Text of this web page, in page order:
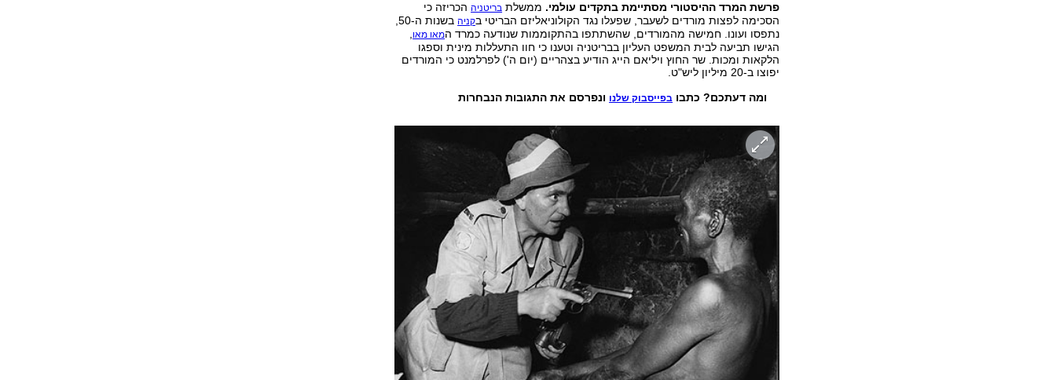
פרשת המרד ההיסטורי מסתיימת בתקדים עולמי. ממשלת בריטניההכריזה כי
הסכימה לפצות מורדים לשעבר, שפעלו נגד הקולוניאליזם הבריטי בקניה
בשנות ה-50,
נתפסו ועונו. חמישה מהמורדים, שהשתתפו בהתקוממות שנודעה כמרד המאו מאו,
הגישו תביעה לבית המשפט העליון בבריטניה וטענו כי חוו התעללות מינית וספגו
הלקאות ומכות. שר החוץ ויליאם הייג הודיע בצהריים (יום ה') לפרלמנט כי המורדים
יפוצו ב-20 מיליון ליש"ט.
ומה דעתכם? כתבו בפייסבוק שלנו ונפרסם את התגובות הנבחרות